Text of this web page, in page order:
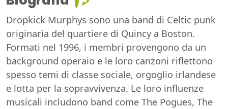
Dropkick Murphys sono una band di Celtic punk
originaria del quartiere di Quincy a Boston.
Formati nel 1996, i membri provengono da un
background operaio e le loro canzoni riflettono
spesso temi di classe sociale, orgoglio irlandese
e lotta per la sopravvivenza. Le loro influenze
musicali includono band come The Pogues, The